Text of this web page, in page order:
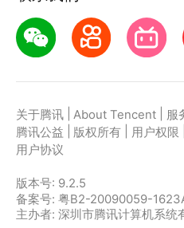
关于腾讯 About Tencent 服
腾讯公益
版权所有 用户权限
用户协议
版本号: 9.2.5
备案号: 粤B2-20090059-
主办者: 深圳市腾讯计算机系统